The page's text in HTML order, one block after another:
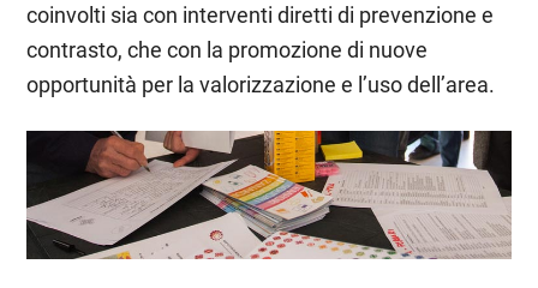
coinvolti sia con interventi diretti di prevenzione e
contrasto, che con la promozione di nuove
opportunità per la valorizzazione e l’uso dell’area.